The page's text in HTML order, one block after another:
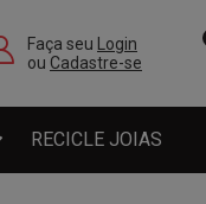
Faça seu Login
ou Cadastre-se
RECICLE JOIAS